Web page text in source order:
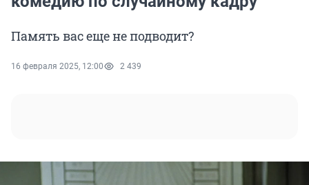
Память вас еще не подводит?
16 февраля 2025, 12:00 2 439